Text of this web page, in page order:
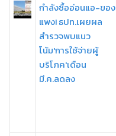
กำลังซื้ออ่อนแอ-ของ
แพง! ธปท.เผยผล
สำรวจพบแนว
โน้ม'การใช้จ่ายผู้
บริโภค'เดือน
มี.ค.ลดลง